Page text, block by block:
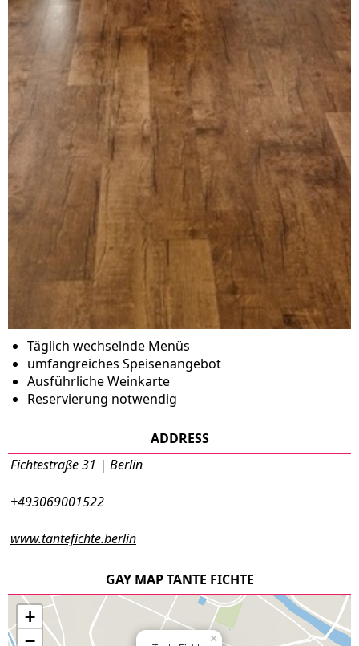
Täglich wechselnde Menüs
umfangreiches Speisenangebot
Ausführliche Weinkarte
Reservierung notwendig
ADDRESS
Fichtestraße 31 | Berlin
+493069001522
www.tantefichte.berlin
GAY MAP TANTE FICHTE
×
+
−